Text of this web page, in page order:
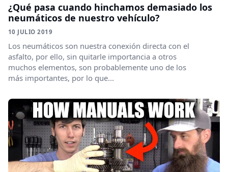
¿Qué pasa cuando hinchamos demasiado los
neumáticos de nuestro vehículo?
10 JULIO 2019
Los neumáticos son nuestra conexión directa con el
asfalto, por ello, sin quitarle importancia a otros
muchos elementos, son probablemente uno de los
más importantes, por lo que...